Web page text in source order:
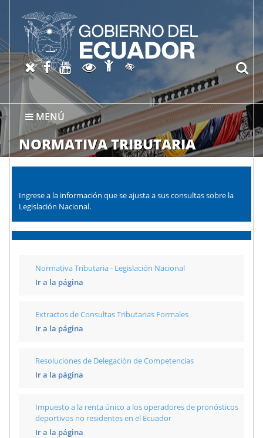
MENÚ
NORMATIVA TRIBUTARIA
X oficial del SRI
Facebook oficial SRI
Canal del SRI en YouTube
Abrir página de
Abrir página de
Activar/quitar contraste
Ingrese a la información que se ajusta a sus consultas sobre la
Legislación Nacional.
Normativa Tributaria - Legislación Nacional
Ir a la página
Extractos de Consultas Tributarias Formales
Ir a la página
Resoluciones de Delegación de Competencias
Ir a la página
Impuesto a la renta único a los operadores de pronósticos
deportivos no residentes en el Ecuador
Ir a la página